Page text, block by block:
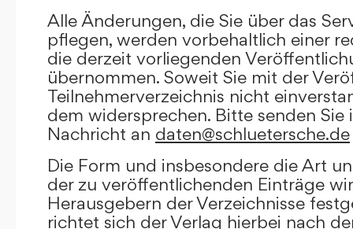
Alle Änderungen, die Sie über das
pflegen, werden vorbehaltlich einer
die derzeit vorliegenden
übernommen. Soweit Sie mit der
Teilnehmerverzeichnis nicht
dem widersprechen. Bitte senden Sie
Nachricht an daten@schluetersche.de
Die Form und insbesondere die Art
der zu veröffentlichenden Einträge
Herausgebern der Verzeichnisse
richtet sich der Verlag hierbei nach